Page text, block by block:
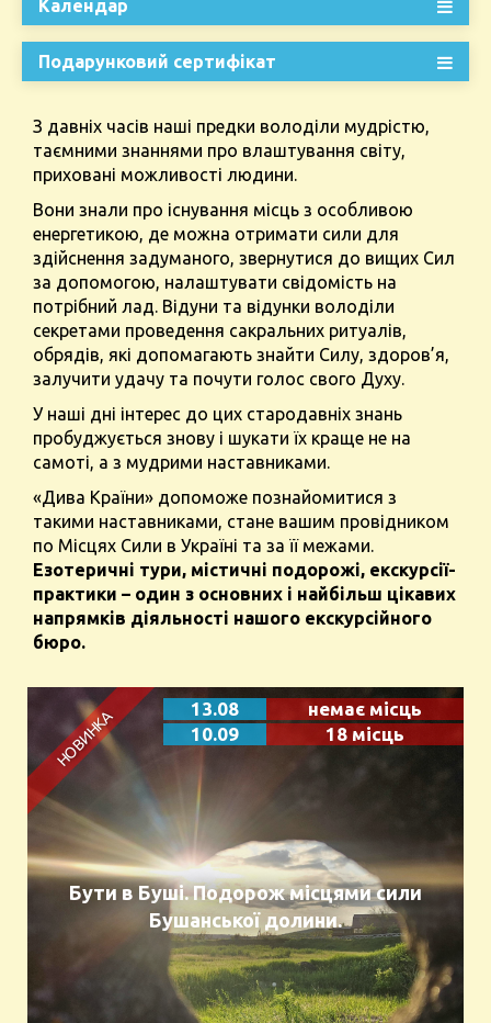
Календар
Подарунковий сертифікат
З давніх часів наші предки володіли мудрістю,
таємними знаннями про влаштування світу,
приховані можливості людини.
Вони знали про існування місць з особливою
енергетикою, де можна отримати сили для
здійснення задуманого, звернутися до вищих Сил
за допомогою, налаштувати свідомість на
потрібний лад. Відуни та відунки володіли
секретами проведення сакральних ритуалів,
обрядів, які допомагають знайти Силу, здоров’я,
залучити удачу та почути голос свого Духу.
У наші дні інтерес до цих стародавніх знань
пробуджується знову і шукати їх краще не на
самоті, а з мудрими наставниками.
«Дива Країни» допоможе познайомитися з
такими наставниками, стане вашим провідником
по Місцях Сили в Україні та за її межами.
Езотеричні тури, містичні подорожі, екскурсії-
практики – один з основних і найбільш цікавих
напрямків діяльності нашого екскурсійного
бюро.
13.08
немає місць
10.09
18 місць
Бути в Буші. Подорож місцями сили
Бушанської долини.